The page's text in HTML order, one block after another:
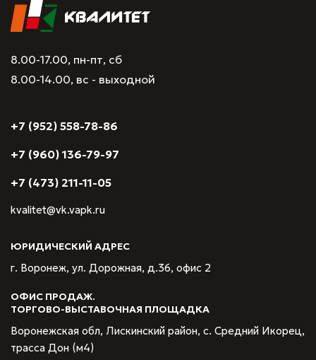
8.00-17.00, пн-пт, сб
8.00-14.00, вс - выходной
+7 (952) 558-78-86
+7 (960) 136-79-97
+7 (473) 211-11-05
kvalitet@vk.vapk.ru
ЮРИДИЧЕСКИЙ АДРЕС
г. Воронеж, ул. Дорожная, д.36, офис 2
ОФИС ПРОДАЖ.
ТОРГОВО-ВЫСТАВОЧНАЯ ПЛОЩАДКА
Воронежская обл, Лискинский район, с. Средний Икорец,
трасса Дон (м4)